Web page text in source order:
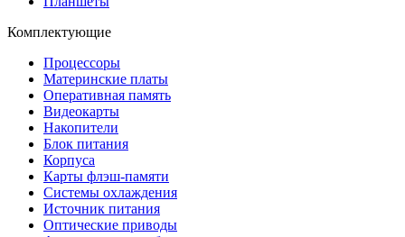
Комплектующие
Процессоры
Материнские платы
Оперативная память
Видеокарты
Накопители
Блок питания
Корпуса
Карты флэш-памяти
Системы охлаждения
Источник питания
Оптические приводы